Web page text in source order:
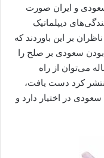
و ایران صورت
دیپلماتیک
بر این باوردند که
سعودی بر صلح را
می‌توان از راه
کرد دست یافت،
در اختیار دارد و